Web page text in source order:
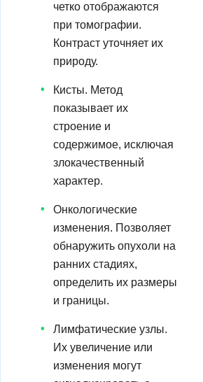
четко отображаются
при томографии.
Контраст уточняет их
природу.
Кисты. Метод
показывает их
строение и
содержимое, исключая
злокачественный
характер.
Онкологические
изменения. Позволяет
обнаружить опухоли на
ранних стадиях,
определить их размеры
и границы.
Лимфатические узлы.
Их увеличение или
изменения могут